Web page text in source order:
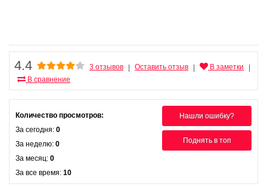
4.4 3 отзывов Оставить отзыв В заметки
В сравнение
Нашли ошибку?
Поднять в топ
Количество просмотров:
За сегодня: 0
За неделю: 0
За месяц: 0
За все время: 10